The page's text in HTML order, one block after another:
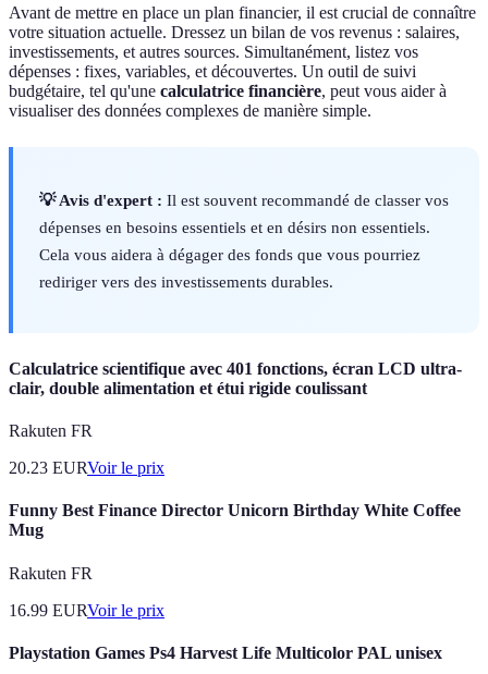
Avant de mettre en place un plan financier, il est crucial de connaître
votre situation actuelle. Dressez un bilan de vos revenus : salaires,
investissements, et autres sources. Simultanément, listez vos
dépenses : fixes, variables, et découvertes. Un outil de suivi
budgétaire, tel qu'une calculatrice financière, peut vous aider à
visualiser des données complexes de manière simple.
💡 Avis d'expert : Il est souvent recommandé de classer vos
dépenses en besoins essentiels et en désirs non essentiels.
Cela vous aidera à dégager des fonds que vous pourriez
rediriger vers des investissements durables.
Calculatrice scientifique avec 401 fonctions, écran LCD ultra-
clair, double alimentation et étui rigide coulissant
Rakuten FR
20.23 EURVoir le prix
Funny Best Finance Director Unicorn Birthday White Coffee
Mug
Rakuten FR
16.99 EURVoir le prix
Playstation Games Ps4 Harvest Life Multicolor PAL unisex